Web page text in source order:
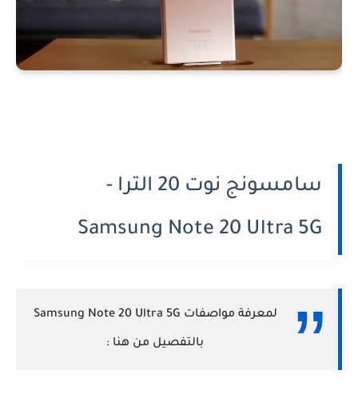
سامسونج نوت 20 الترا -
Samsung Note 20 Ultra 5G
لمعرفة مواصفات Samsung Note 20 Ultra 5G
بالتفصيل من هنا :